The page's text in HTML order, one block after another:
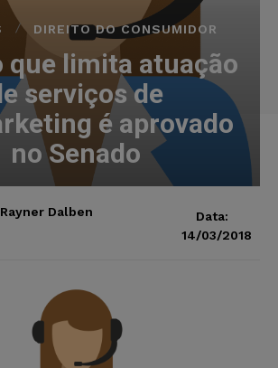
DIREITO DO CONSUMIDOR
que limita atuação
serviços de
é aprovado
no Senado
Rayner Dalben
Data:
14/03/2018